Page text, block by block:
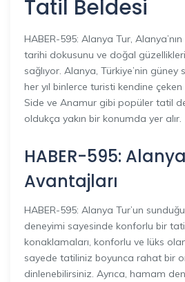
Tatil Beldesi
HABER-595: Alanya Tur,
tarihi dokusunu ve doğal
sağlıyor. Alanya, Türkiye’nin
her yıl binlerce turisti kendine
Side ve Anamur gibi popüler tatil
oldukça yakın bir konumda yer alır.
HABER-595:
Avantajları
HABER-595: Alanya Tur’un
deneyimi sayesinde konforlu bir
konaklamaları, konforlu ve lüks
sayede tatiliniz boyunca rahat bir
dinlenebilirsiniz. Ayrıca, hamam